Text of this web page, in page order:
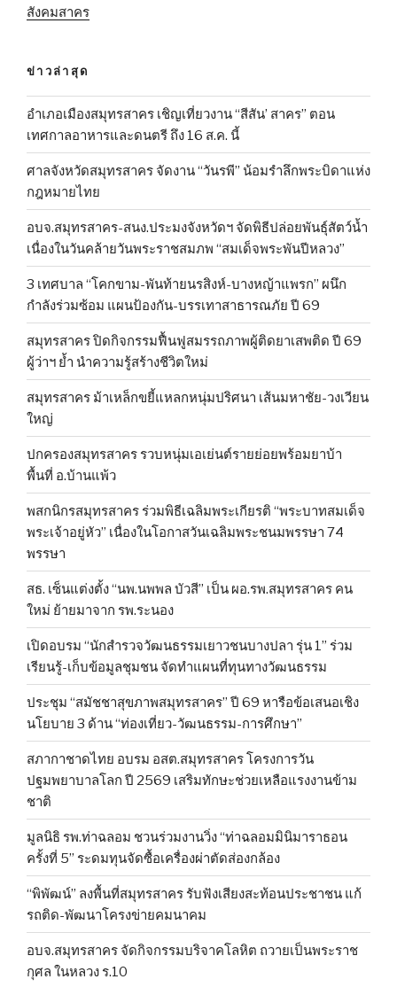
สังคมสาคร
ข่าวล่าสุด
อำเภอเมืองสมุทรสาคร เชิญเที่ยวงาน “สีสัน’ สาคร” ตอน
เทศกาลอาหารและดนตรี ถึง 16 ส.ค. นี้
ศาลจังหวัดสมุทรสาคร จัดงาน “วันรพี” น้อมรำลึกพระบิดาแห่ง
กฎหมายไทย
อบจ.สมุทรสาคร-สนง.ประมงจังหวัดฯ จัดพิธีปล่อยพันธุ์สัตว์น้ำ
เนื่องในวันคล้ายวันพระราชสมภพ “สมเด็จพระพันปีหลวง”
3 เทศบาล “โคกขาม-พันท้ายนรสิงห์-บางหญ้าแพรก” ผนึก
กำลังร่วมซ้อม แผนป้องกัน-บรรเทาสาธารณภัย ปี 69
สมุทรสาคร ปิดกิจกรรมฟื้นฟูสมรรถภาพผู้ติดยาเสพติด ปี 69
ผู้ว่าฯ ย้ำ นำความรู้สร้างชีวิตใหม่
สมุทรสาคร ม้าเหล็กขยี้แหลกหนุ่มปริศนา เส้นมหาชัย-วงเวียน
ใหญ่
ปกครองสมุทรสาคร รวบหนุ่มเอเย่นต์รายย่อยพร้อมยาบ้า
พื้นที่ อ.บ้านแพ้ว
พสกนิกรสมุทรสาคร ร่วมพิธีเฉลิมพระเกียรติ “พระบาทสมเด็จ
พระเจ้าอยู่หัว” เนื่องในโอกาสวันเฉลิมพระชนมพรรษา 74
พรรษา
สธ. เซ็นแต่งตั้ง “นพ.นพพล บัวสี” เป็น ผอ.รพ.สมุทรสาคร คน
ใหม่ ย้ายมาจาก รพ.ระนอง
เปิดอบรม “นักสำรวจวัฒนธรรมเยาวชนบางปลา รุ่น 1” ร่วม
เรียนรู้-เก็บข้อมูลชุมชน จัดทำแผนที่ทุนทางวัฒนธรรม
ประชุม “สมัชชาสุขภาพสมุทรสาคร” ปี 69 หารือข้อเสนอเชิง
นโยบาย 3 ด้าน “ท่องเที่ยว-วัฒนธรรม-การศึกษา”
สภากาชาดไทย อบรม อสต.สมุทรสาคร โครงการวัน
ปฐมพยาบาลโลก ปี 2569 เสริมทักษะช่วยเหลือแรงงานข้าม
ชาติ
มูลนิธิ รพ.ท่าฉลอม ชวนร่วมงานวิ่ง “ท่าฉลอมมินิมาราธอน
ครั้งที่ 5” ระดมทุนจัดซื้อเครื่องผ่าตัดส่องกล้อง
“พิพัฒน์” ลงพื้นที่สมุทรสาคร รับฟังเสียงสะท้อนประชาชน แก้
รถติด-พัฒนาโครงข่ายคมนาคม
อบจ.สมุทรสาคร จัดกิจกรรมบริจาคโลหิต ถวายเป็นพระราช
กุศล ในหลวง ร.10